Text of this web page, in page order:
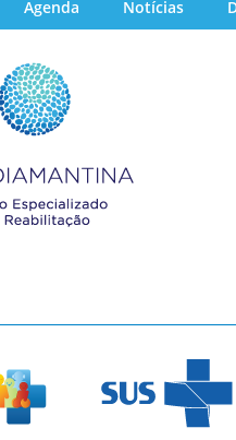
Agenda Notícias